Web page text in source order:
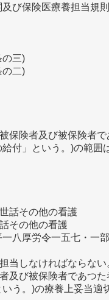
び保険医療養担当規
三)
二)
保険者及び被保険者で
付」という。)の範囲
話その他の看護
その他の看護
八厚労令一五七・一
しなければならない
及び被保険者であつた
う。)の療養上妥当適